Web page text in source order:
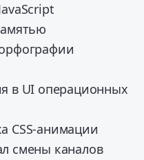
в UI операционных
CSS-анимации
смены каналов